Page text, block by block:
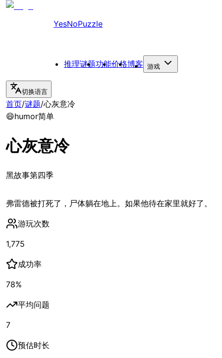
YesNoPuzzle
推理谜题功能价格博客 游戏
切换语言
首页/谜题/心灰意冷
😄humor简单
心灰意冷
黑故事第四季
弗雷德被打死了，尸体躺在地上。如果他待在家里就好了。
游玩次数
1,775
成功率
78%
平均问题
7
预估时长